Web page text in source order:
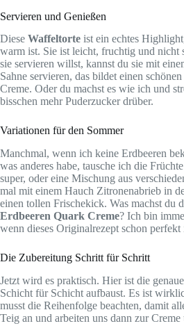
Servieren und Genießen
Diese Waffeltorte ist ein echtes
warm ist. Sie ist leicht, fruchtig und nicht
sie servieren willst, kannst du sie mit
Sahne servieren, das bildet einen
Creme. Oder du machst es wie ich und
bisschen mehr Puderzucker drüber.
Variationen für den Sommer
Manchmal, wenn ich keine Erdbeeren
was anderes habe, tausche ich die
super, oder eine Mischung aus
mal mit einem Hauch Zitronenabrieb in
einen tollen Frischekick. Was machst du
Erdbeeren Quark Creme? Ich bin
wenn dieses Originalrezept schon perfekt
Die Zubereitung Schritt für Schritt
Jetzt wird es praktisch. Hier ist die
Schicht für Schicht aufbaust. Es ist
musst die Reihenfolge beachten, damit
Teig an und arbeiten uns dann zur